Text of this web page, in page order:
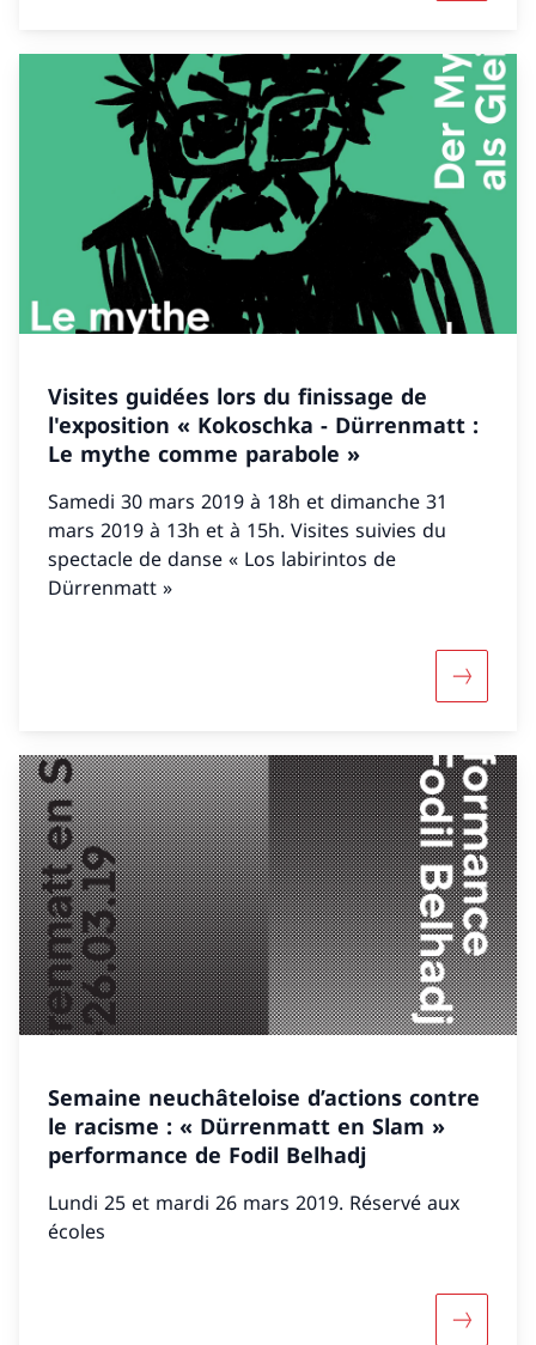
Visites guidées lors du finissage de
l'exposition « Kokoschka - Dürrenmatt :
Le mythe comme parabole »
Samedi 30 mars 2019 à 18h et dimanche 31
mars 2019 à 13h et à 15h. Visites suivies du
spectacle de danse « Los labirintos de
Dürrenmatt »
Mehr
Semaine neuchâteloise d’actions contre
le racisme : « Dürrenmatt en Slam »
performance de Fodil Belhadj
Lundi 25 et mardi 26 mars 2019. Réservé aux
écoles
Mehr